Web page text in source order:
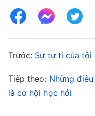
lộ diện, cho dù gặp
nhiều, không thể
không có đức tin
đức tin thực sự vào
Trước: Sự tự ti của tôi
Tiếp theo: Những
là cơ hội học hỏi